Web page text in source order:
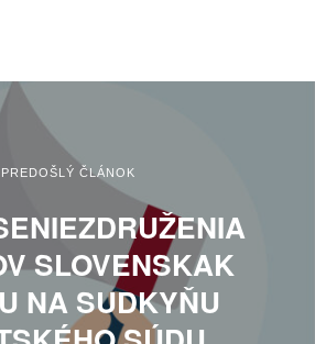
PREDOŠLÝ ČLÁNOK
SLOVENSKAK
NA SUDKYŇU